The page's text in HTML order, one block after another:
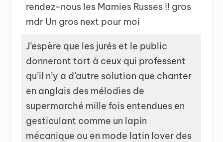
rendez-nous les Mamies Russes !! gros
mdr Un gros next pour moi
J’espère que les jurés et le public
donneront tort à ceux qui professent
qu’il n’y a d’autre solution que chanter
en anglais des mélodies de
supermarché mille fois entendues en
gesticulant comme un lapin
mécanique ou en mode latin lover des